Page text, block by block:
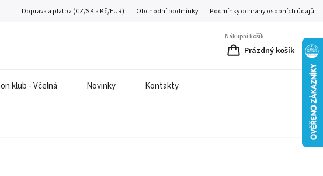
Doprava a platba (CZ/SK a Kč/EUR) Obchodní podmínky Podmínky ochrany osobních údajů
Nákupní košík
Prázdný košík
klub - Včelná Novinky Kontakty